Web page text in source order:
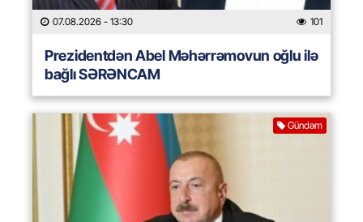
07.08.2026 - 13:30 101
Prezidentdən Abel Məhərrəmovun oğlu ilə
bağlı SƏRƏNCAM
Gündəm